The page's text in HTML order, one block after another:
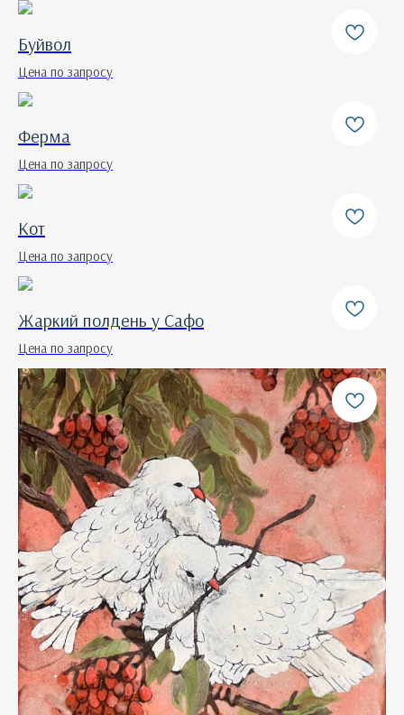
Буйвол
Цена по запросу
Ферма
Цена по запросу
Кот
Цена по запросу
Жаркий полдень у Сафо
Цена по запросу